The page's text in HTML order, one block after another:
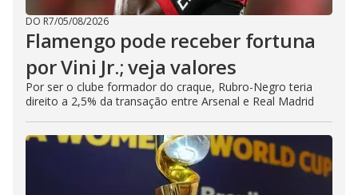
DO R7/05/08/2026
Flamengo pode receber fortuna
por Vini Jr.; veja valores
Por ser o clube formador do craque, Rubro-Negro teria
direito a 2,5% da transação entre Arsenal e Real Madrid